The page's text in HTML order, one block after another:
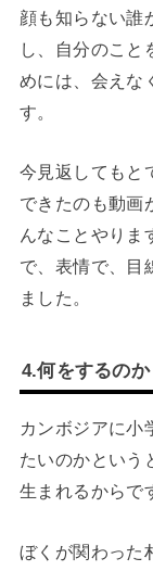
顔も知らない誰
し、自分のこと
めには、会えな
す。
今見返してもと
できたのも動画
んなことやりま
で、表情で、目
ました。
4.何をするの
カンボジアに小
たいのかという
生まれるからで
ぼくが関わった